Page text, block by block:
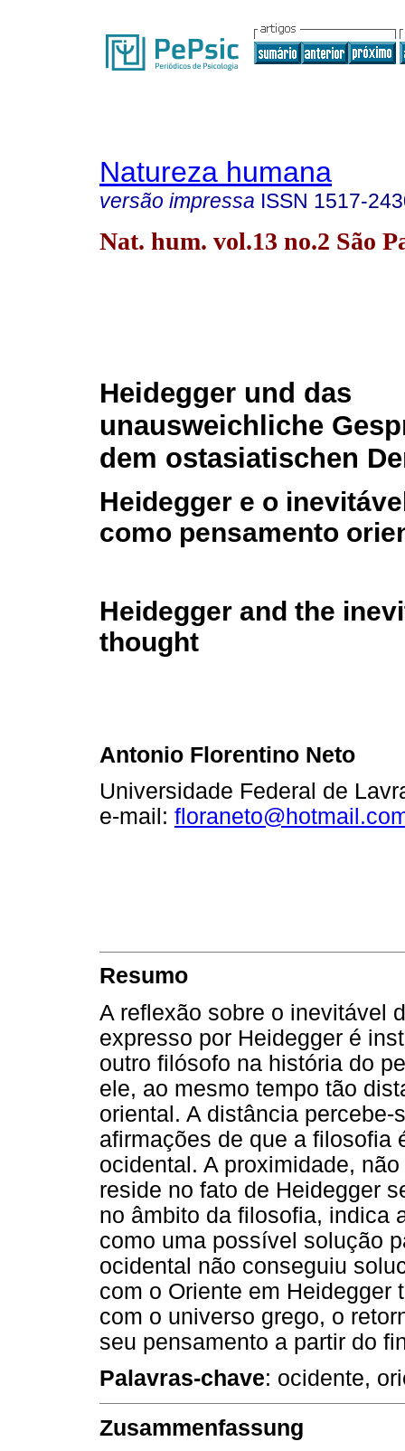
Natureza humana
versão impressa ISSN 1517-
Nat. hum. vol.13 no.2 São
Heidegger und das
unausweichliche
dem ostasiatischen
Heidegger e o
como pensamento
Heidegger and the
thought
Antonio Florentino Neto
Universidade Federal de
e-mail:
Resumo
A reflexão sobre o inevitável
expresso por Heidegger é
outro filósofo na história do
ele, ao mesmo tempo tão
oriental. A distância
afirmações de que a filosofia
ocidental. A proximidade,
reside no fato de Heidegger
no âmbito da filosofia, indica
como uma possível solução
ocidental não conseguiu
com o Oriente em Heidegger
com o universo grego, o
seu pensamento a partir do
Palavras-chave: ocidente,
Zusammenfassung